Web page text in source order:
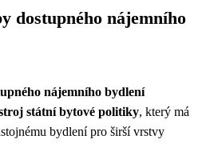
dostupného nájemního
nájemního bydlení
státní bytové politiky, který má
bydlení pro širší vrstvy